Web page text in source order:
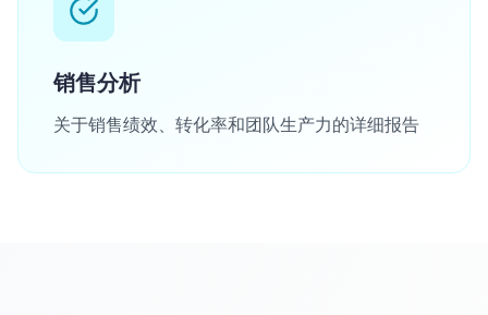
销售分析
关于销售绩效、转化率和团队生产力的详细报告